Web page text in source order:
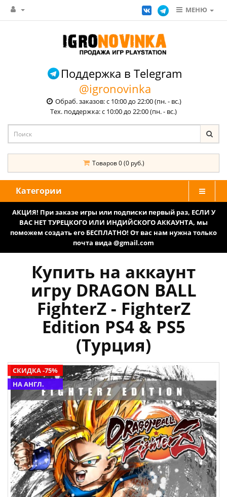
МЕНЮ
Поддержка в Telegram
@igronovinka
Обраб. заказов: с 10:00 до 22:00 (пн. - вс.)
Тех. поддержка: с 10:00 до 22:00 (пн. - вс.)
Товаров 0 (0 руб.)
Категории
АКЦИЯ! При заказе игры или подписки первый раз, ЕСЛИ У
ВАС НЕТ ТУРЕЦКОГО ИЛИ ИНДИЙСКОГО АККАУНТА, мы
поможем создать его БЕСПЛАТНО! От вас нам нужна только
почта вида @gmail.com
Купить на аккаунт
игру DRAGON BALL
FighterZ - FighterZ
Edition PS4 & PS5
(Турция)
СКИДКА -75%
НА АНГЛ.